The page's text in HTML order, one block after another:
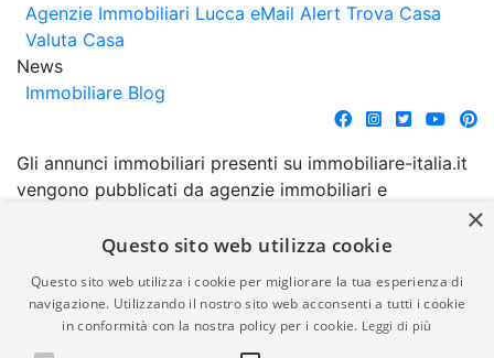
Agenzie Immobiliari Lucca eMail Alert Trova Casa
Valuta Casa
News
Immobiliare Blog
Gli annunci immobiliari presenti su immobiliare-italia.it
vengono pubblicati da agenzie immobiliari e
comporta l'approvazione o l'avallo da parte di
garanzia da parte di quest'ultima. immobiliare-italia.it
quindi non è responsabile della veridicità, della
correttezza, della completezza, della normativa in
×
Questo sito web utilizza cookie
Questo sito web utilizza i cookie per migliorare la tua esperienza di
navigazione. Utilizzando il nostro sito web acconsenti a tutti i cookie
in conformità con la nostra policy per i cookie. Leggi di più